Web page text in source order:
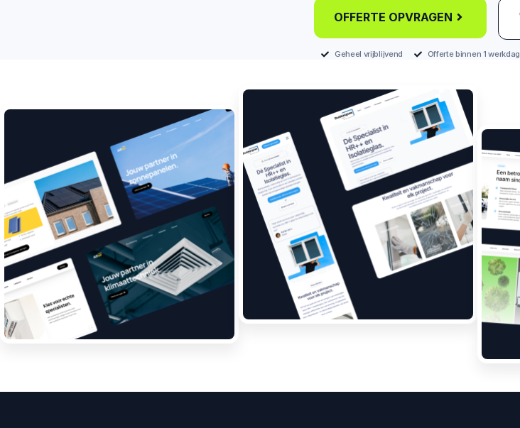
OFFERTE OPVRAGEN
Geheel vrijblijvend Offerte binnen 1 werkdag